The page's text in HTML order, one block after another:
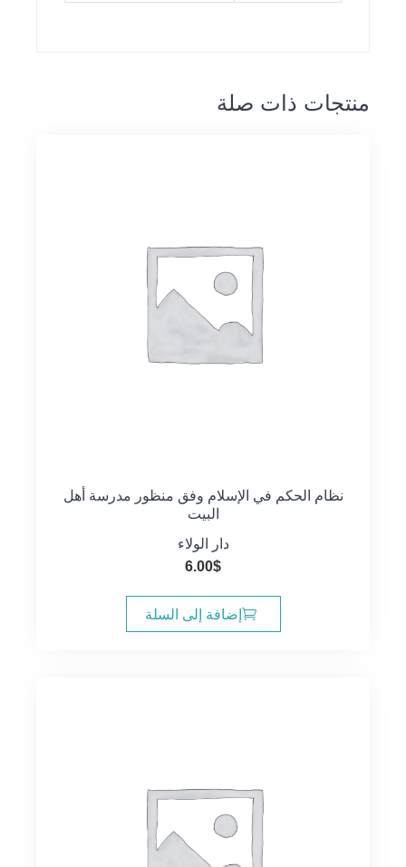
منتجات ذات صلة
نظام الحكم في الإسلام وفق منظور مدرسة أهل
البيت
دار الولاء
6.00$
إضافة إلى السلة